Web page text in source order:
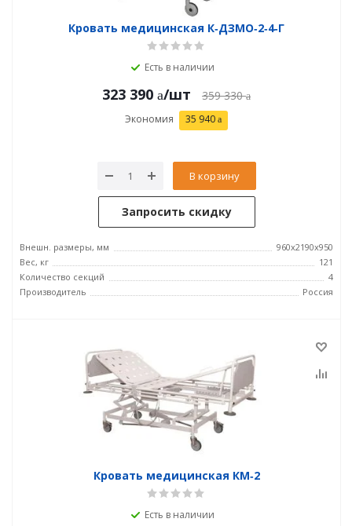
Кровать медицинская К‑ДЗМО‑2‑4‑Г
Есть в наличии
323 390 /шт 359 330
Экономия 35 940
В корзину
Запросить скидку
Внешн. размеры, мм
960x2190x950
Вес, кг
121
Количество секций
4
Производитель
Россия
Кровать медицинская КМ‑2
Есть в наличии